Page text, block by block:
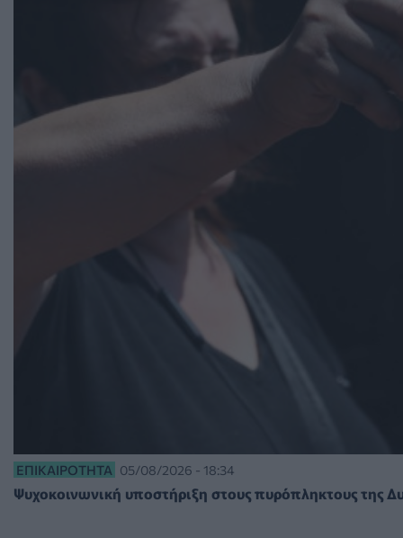
ΕΠΙΚΑΙΡΌΤΗΤΑ 05/08/2026 - 18:34
Ψυχοκοινωνική υποστήριξη στους πυρόπληκτους της